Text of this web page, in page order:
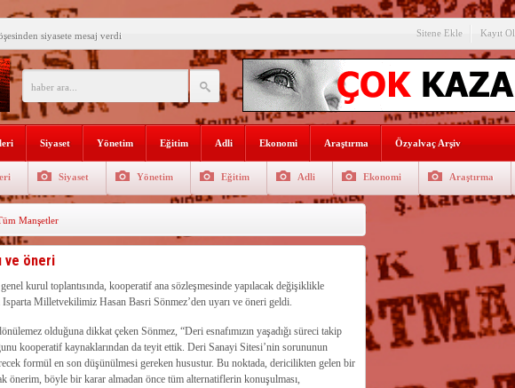
siyasete mesaj verdi
Sorumlusu Fırıncı Değil,
Başkan Kodal’a ziyaret
gerçekleştirildi
kovan dağıtıldı
oluyor
YAŞADIĞI KENTTE
örgütlerini öven paylaşımlara 216
Sitene Ekle Kayıt Ol
Siyaset Yönetim Eğitim Adli Ekonomi Araştırma Özyalvaç Arşiv
Siyaset Yönetim Eğitim Adli Ekonomi Araştırma
Manşetler
ve öneri
kurul toplantısında, kooperatif ana sözleşmesinde yapılacak değişiklikle
Milletvekilimiz Hasan Basri Sönmez’den uyarı ve öneri geldi.
olduğuna dikkat çeken Sönmez, “Deri esnafımızın yaşadığı süreci takip
kooperatif kaynaklarından da teyit ettik. Deri Sanayi Sitesi’nin sorununun
formül en son düşünülmesi gereken husustur. Bu noktada, dericilikten gelen bir
önerim, böyle bir karar almadan önce tüm alternatiflerin konuşulması,